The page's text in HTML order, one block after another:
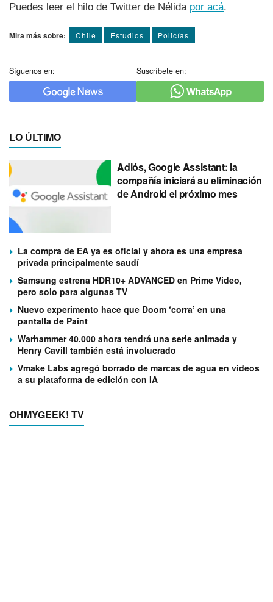
Puedes leer el hilo de Twitter de Nélida por acá.
Mira más sobre: Chile Estudios Policí­as
Síguenos en: Suscríbete en:
LO ÚLTIMO
Adiós, Google Assistant: la
compañía iniciará su eliminación
de Android el próximo mes
La compra de EA ya es oficial y ahora es una empresa
privada principalmente saudí
Samsung estrena HDR10+ ADVANCED en Prime Video,
pero solo para algunas TV
Nuevo experimento hace que Doom ‘corra’ en una
pantalla de Paint
Warhammer 40.000 ahora tendrá una serie animada y
Henry Cavill también está involucrado
Vmake Labs agregó borrado de marcas de agua en videos
a su plataforma de edición con IA
OHMYGEEK! TV